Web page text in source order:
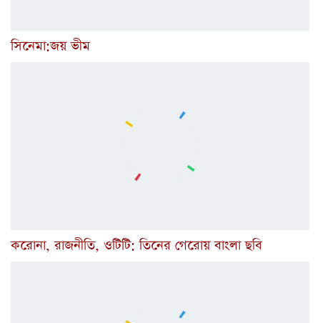
সিনেমা:জয় ভীম
করোনা, রাজনীতি, ওটিটি: তিনের গেরোয় বাংলা ছবি